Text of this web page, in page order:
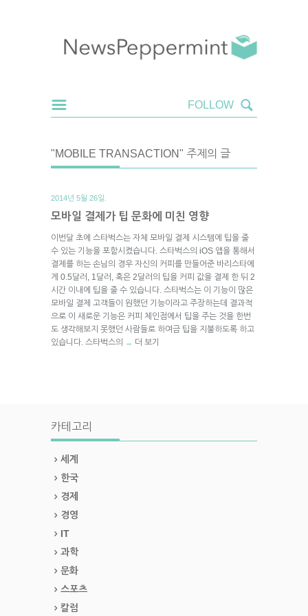
"MOBILE TRANSACTION" 주제의 글
2014년 5월 26일.
모바일 결제가 팁 문화에 미친 영향
이번달 초에 스타벅스는 자체 모바일 결제 시스템에 팁을 줄
수 있는 기능을 포함시켰습니다. 스타벅스의 iOS 앱을 통해서
결제를 하는 손님의 경우 자신의 커피를 만들어준 바리스타에
게 0.5달러, 1달러, 혹은 2달러의 팁을 커피 값을 결제 한 뒤 2
시간 이내에 팁을 줄 수 있습니다. 스타벅스는 이 기능이 많은
모바일 결제 고객들이 원했던 기능이라고 주장하는데 결과적
으로 이 새로운 기능은 커피 체인점에서 팁을 주는 것을 한번
도 생각해보지 못했던 사람들로 하여금 팁을 지불하도록 하고
있습니다. 스타벅스의
→ 더 보기
카테고리
세계
한국
경제
경영
IT
과학
문화
스포츠
칼럼